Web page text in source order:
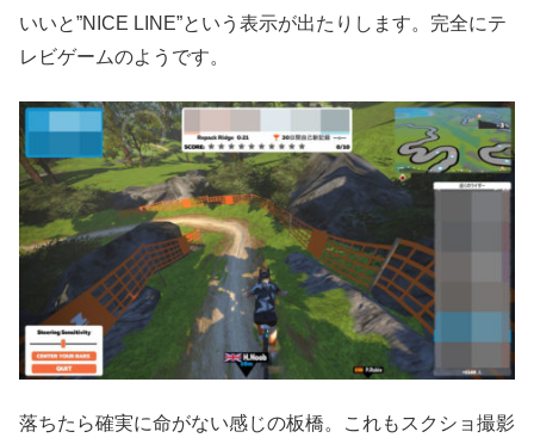
いいと”NICE LINE”という表示が出たりします。完全にテ
レビゲームのようです。
落ちたら確実に命がない感じの板橋。これもスクショ撮影